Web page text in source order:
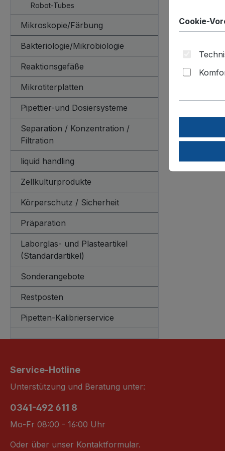
Robot-Tubes
Mikroskopie/Färbung
Bakteriologie/Mikrobiologie
Reaktionsgefäße
Mikrotiterplatten
Pipettier-und Dosiersysteme
Separation / Konzentration /
Filtration
liquid handling
Zellkulturprodukte
Körperschutz / Sicherheit
Präparation
Laborglas- und Plasteartikel
(Standardartikel)
Sonderangebote
Restposten
Pipetten-Kalibrierservice
Service-Hotline
Unterstützung und Beratung unter:
0341-492 611 8
Mo-Fr 08:00 - 16:00 Uhr
Oder über unser Kontaktformular.
Cookie-